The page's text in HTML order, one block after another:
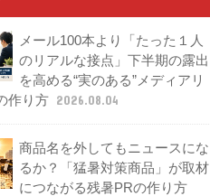
メール100本より「たった１人
のリアルな接点」下半期の露出
を高める“実のある”メディアリ
作り方 2026.08.04
商品名を外してもニュースにな
るか？「猛暑対策商品」が取材
につながる残暑PRの作り方